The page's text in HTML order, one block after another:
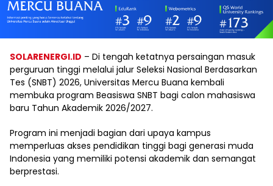
SOLARENERGI.ID – Di tengah ketatnya persaingan masuk
perguruan tinggi melalui jalur Seleksi Nasional Berdasarkan
Tes (SNBT) 2026, Universitas Mercu Buana kembali
membuka program Beasiswa SNBT bagi calon mahasiswa
baru Tahun Akademik 2026/2027.
Program ini menjadi bagian dari upaya kampus
memperluas akses pendidikan tinggi bagi generasi muda
Indonesia yang memiliki potensi akademik dan semangat
berprestasi.